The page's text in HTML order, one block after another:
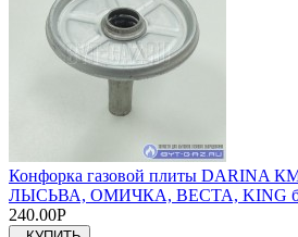
Конфорка газовой плиты DARINA
ЛЫСЬВА, ОМИЧКА, ВЕСТА, KING
240.00Р